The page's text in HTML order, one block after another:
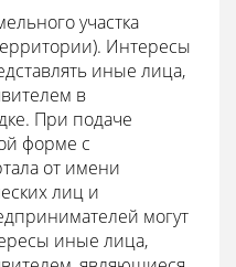
участка
Интересы
иные лица,
в
При подаче
форме с
от имени
лиц и
могут
иные лица,